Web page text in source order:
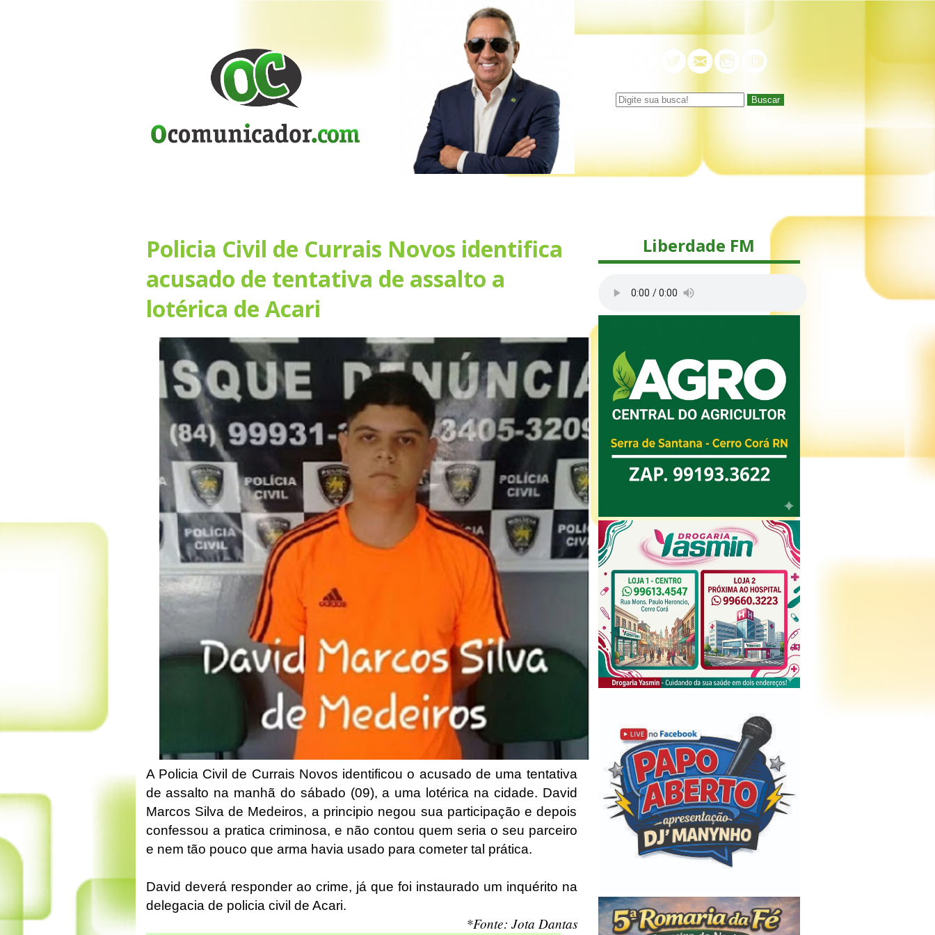
Buscar
Policia Civil de Currais Novos identifica
acusado de tentativa de assalto a
lotérica de Acari
A Policia Civil de Currais Novos identificou o acusado de uma tentativa
de assalto na manhã do sábado (09), a uma lotérica na cidade. David
Marcos Silva de Medeiros, a principio negou sua participação e depois
confessou a pratica criminosa, e não contou quem seria o seu parceiro
e nem tão pouco que arma havia usado para cometer tal prática.
David deverá responder ao crime, já que foi instaurado um inquérito na
delegacia de policia civil de Acari.
*Fonte: Jota Dantas
Liberdade FM